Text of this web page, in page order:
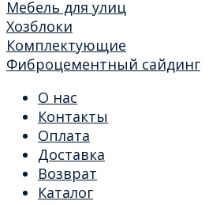
Мебель для улиц
Хозблоки
Комплектующие
Фиброцементный сайдинг
О нас
Контакты
Оплата
Доставка
Возврат
Каталог